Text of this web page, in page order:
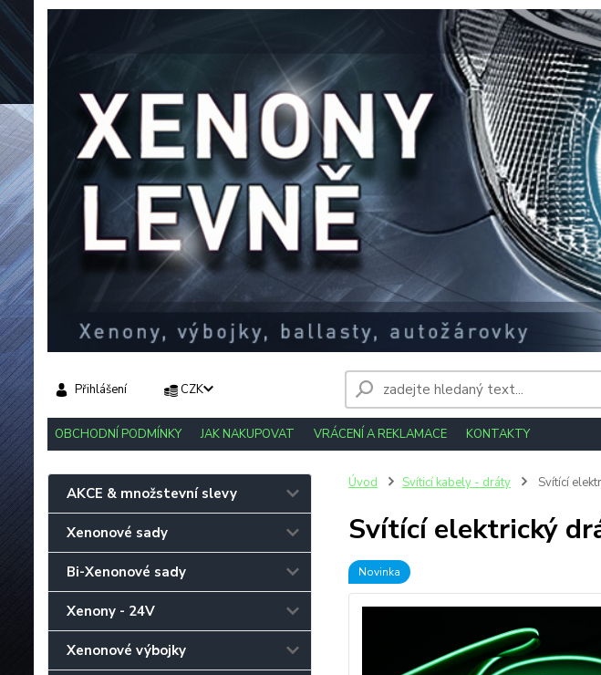
OBCHODNÍ PODMÍNKY JAK NAKUPOVAT VRÁCENÍ A REKLAMACE KONTAKTY
CZK
Přihlášení
AKCE & množstevní slevy
Xenonové sady
Bi-Xenonové sady
Xenony - 24V
Xenonové výbojky
Úvod Svíticí kabely - dráty Svítící
Svítící elektrický
Novinka